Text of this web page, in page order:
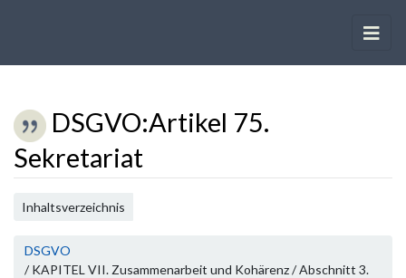
DSGVO:Artikel 75.
Sekretariat
Wechseln zu:Navigation
Inhaltsverzeichnis
DSGVO
/ KAPITEL VII. Zusammenarbeit und Kohärenz / Abschnitt 3.